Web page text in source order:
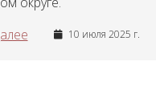
10 июля 2025 г.